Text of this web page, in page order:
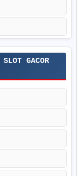
GACOR